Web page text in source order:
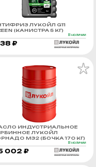
ЛУКОЙЛ G11
(КАНИСТРА 5 КГ)
В наличии
₽
ИНДУСТРИАЛЬНОЕ
ЛУКОЙЛ
М32 (БОЧКА 170 КГ)
В наличии
002 ₽